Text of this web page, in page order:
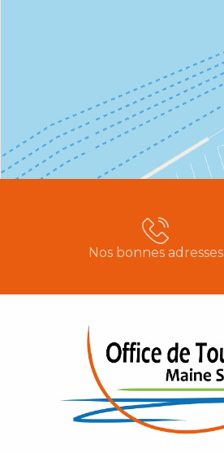
Nos bonnes adresses